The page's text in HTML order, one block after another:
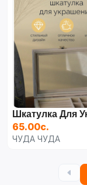
65.00с.
ЧУДА ЧУДА